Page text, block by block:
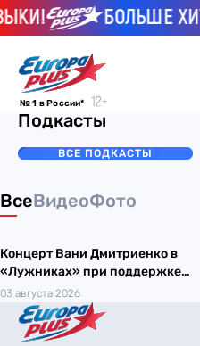
БОЛЬШЕ
№ 1 в России*
Подкасты
ВСЕ ПОДКАСТЫ
ВсеВидеоФото
Концерт Вани Дмитриенко в
«Лужниках» при поддержке
Европы Плюс
03 августа 2026